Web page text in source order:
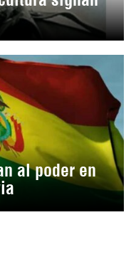
al poder en